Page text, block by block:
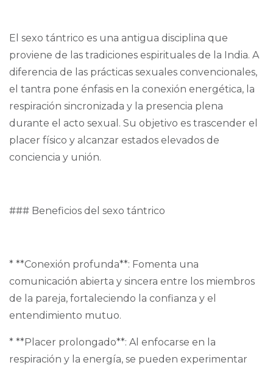
El sexo tántrico es una antigua disciplina que
proviene de las tradiciones espirituales de la India. A
diferencia de las prácticas sexuales convencionales,
el tantra pone énfasis en la conexión energética, la
respiración sincronizada y la presencia plena
durante el acto sexual. Su objetivo es trascender el
placer físico y alcanzar estados elevados de
conciencia y unión.
### Beneficios del sexo tántrico
* **Conexión profunda**: Fomenta una
comunicación abierta y sincera entre los miembros
de la pareja, fortaleciendo la confianza y el
entendimiento mutuo.
* **Placer prolongado**: Al enfocarse en la
respiración y la energía, se pueden experimentar